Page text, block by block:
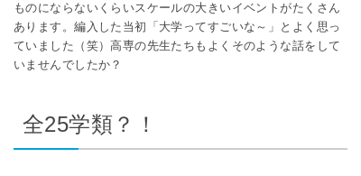
ものにならないくらいスケールの大きいイベントがたくさん
あります。編入した当初「大学ってすごいな～」とよく思っ
ていました（笑）高専の先生たちもよくそのような話をして
いませんでしたか？
全25学類？！